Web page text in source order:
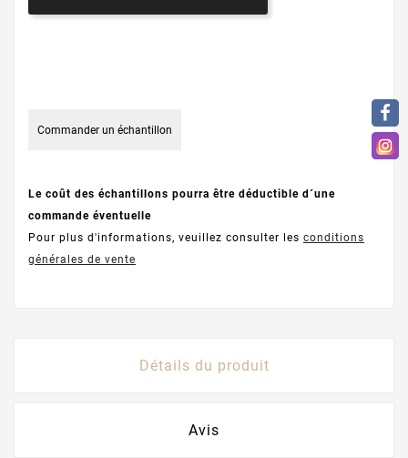
Commander un échantillon
Le coût des échantillons pourra être déductible d´une
commande éventuelle
Pour plus d'informations, veuillez consulter les conditions
générales de vente
Détails du produit
Avis